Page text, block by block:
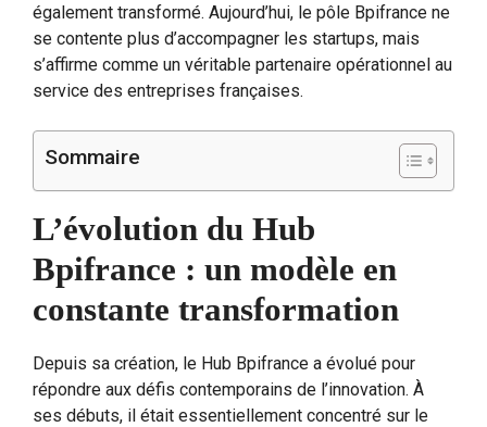
également transformé. Aujourd’hui, le pôle Bpifrance ne
se contente plus d’accompagner les startups, mais
s’affirme comme un véritable partenaire opérationnel au
service des entreprises françaises.
Sommaire
L’évolution du Hub
Bpifrance : un modèle en
constante transformation
Depuis sa création, le Hub Bpifrance a évolué pour
répondre aux défis contemporains de l’innovation. À
ses débuts, il était essentiellement concentré sur le